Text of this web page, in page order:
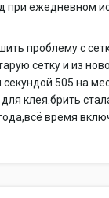
при ежедневном
проблему с
сетку и из
секундой 505 на
клея.брить
время